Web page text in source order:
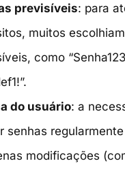
previsíveis: para
muitos
como
do usuário: a
senhas
modificações